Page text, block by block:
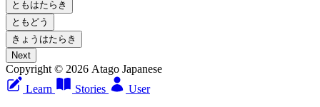
ともはたらき
ともどう
きょうはたらき
Next
Copyright © 2026 Atago Japanese
Learn
Stories User